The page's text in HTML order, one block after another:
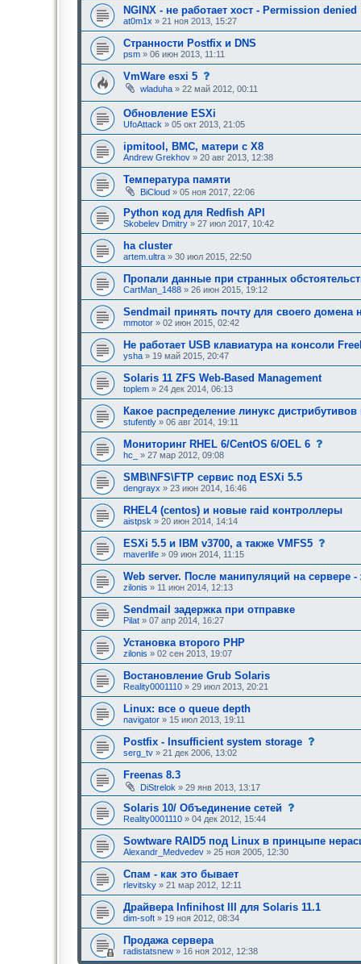
NGINX - не работает хост - Permission denied
at0m1x » 21 ноя 2013, 15:27
Странности Postfix и DNS
psm » 06 июн 2013, 11:11
VmWare esxi 5
о
о
б
щ
е
н
е
,
т
р
е
б
у
ю
щ
о
д
о
б
н
и
я
:
wladuha » 22 май 2012, 00:11
Обновление ESXi
UfoAttack » 05 окт 2013, 21:05
ipmitool, BMC, матери с X8
Andrew Grekhov » 20 авг 2013, 12:38
Температура памяти
BiCloud » 05 ноя 2017, 22:06
Python код для Redfish API
Skobelev Dmitry » 27 июл 2017, 10:42
ha cluster
artem.ultra » 30 июл 2015, 22:50
Пропали данные при странных
CartMan_1488 » 26 июн 2015, 19:12
Sendmail принять почту для своего домена
mmotor » 02 июн 2015, 02:42
Не работает USB клавиатура на консоли
ysha » 19 май 2015, 20:47
Solaris 11 ZFS Web-Based Management
toplem » 24 дек 2014, 06:13
Какое распределение линукс дистрибутивов
stufently » 06 авг 2014, 19:11
Мониторинг RHEL 6/CentOS 6/OEL 6
н
и
,
у
щ
р
и
hc_ » 27 мар 2012, 09:08
SMB\NFS\FTP сервис под ESXi 5.5
dengrayx » 23 июн 2014, 16:46
RHEL4 (centos) и новые raid контроллеры
aistpsk » 20 июн 2014, 14:14
ESXi 5.5 и IBM v3700, а также VMFS5
щ
н
,
щ
р
и
maverlife » 09 июн 2014, 11:15
Web server. После манипуляций на сервере -
zilonis » 11 июн 2014, 12:13
Sendmail задержка при отправке
Pilat » 07 апр 2014, 16:27
Установка второго PHP
zilonis » 02 сен 2013, 19:07
Востановление Grub Solaris
Reality0001110 » 29 июл 2013, 20:21
Linux: все о queue depth
navigator » 15 июл 2013, 19:11
Postfix - Insufficient system storage
н
,
т
р
щ
е
serg_tv » 21 дек 2006, 13:02
Freenas 8.3
DiStrelok » 29 янв 2013, 13:17
Solaris 10/ Объединение сетей
щ
н
,
т
р
щ
Reality0001110 » 04 дек 2012, 15:44
Sowtware RAID5 под Linux в принцыпе
Alexandr_Medvedev » 25 ноя 2005, 12:30
Спам - как это бывает
rlevitsky » 21 мар 2012, 12:11
Драйвера Infinihost III для Solaris 11.1
dim-soft » 19 ноя 2012, 08:34
Продажа сервера
radistatsnew » 16 ноя 2012, 12:38